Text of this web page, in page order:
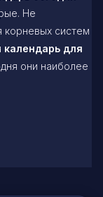
Не
корневых систем
календарь для
они наиболее